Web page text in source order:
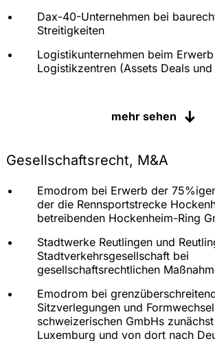
Dax-40-Unternehmen bei
Streitigkeiten
Logistikunternehmen beim
Logistikzentren (Assets Deals und
Porsche Pre-Delivery Inspection
Rennsportstrecke Hockenheimring
Logistikzentren in Dortmund,
institutionelle Investoren (zum
Deals) mit anschließender
Immobilieninvestoren bei der
Einkaufszentren an Kaufland,
Medimax, HIT u.A.
Immobilieninvestor bei Errichtung
und Vermietung an ENI/Agip
Immobilieninvestor beim
Kooperationsverträgen zur
mehr sehen
Gesellschaftsrecht, M&A
Emodrom bei Erwerb der
der die Rennsportstrecke
betreibenden Hockenheim-Ring
Stadtwerke Reutlingen und
Stadtverkehrsgesellschaft bei
gesellschaftsrechtlichen
Emodrom bei
Sitzverlegungen und
schweizerischen GmbHs
Luxemburg und von dort nach